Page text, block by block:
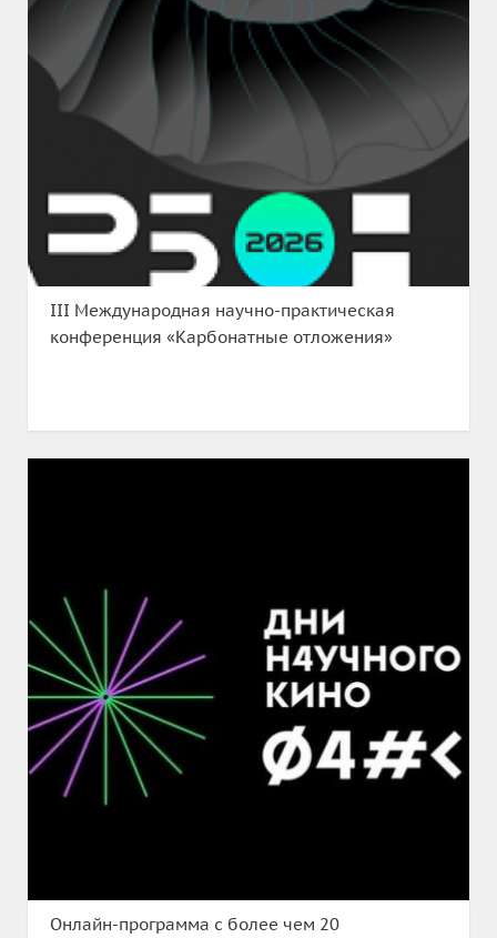
III Международная научно-практическая
конференция «Карбонатные отложения»
Онлайн-программа с более чем 20